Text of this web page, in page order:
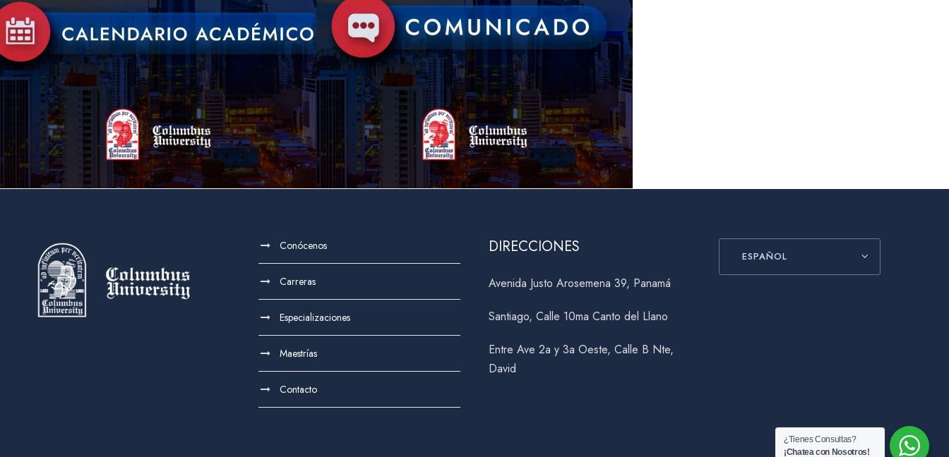
15 DE DICIEMBRE DE 2022 BY CUADMIN 6 DE JUNIO DE 2016 BY CUADMIN
Conócenos
Carreras
Especializaciones
Maestrías
Contacto
DIRECCIONES
Avenida Justo Arosemena 39, Panamá
Santiago, Calle 10ma Canto del Llano
Entre Ave 2a y 3a Oeste, Calle B Nte,
David
ESPAÑOL
¿Tienes Consultas?
¡Chatea con Nosotros!